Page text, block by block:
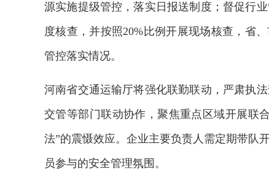
源实施提级管控，落实日报送制度；督促行
度核查，并按照20%比例开展现场核查，省
管控落实情况。
河南省交通运输厅将强化联勤联动，严肃执
交管等部门联动协作，聚焦重点区域开展联
法”的震慑效应。企业主要负责人需定期带队
员参与的安全管理氛围。